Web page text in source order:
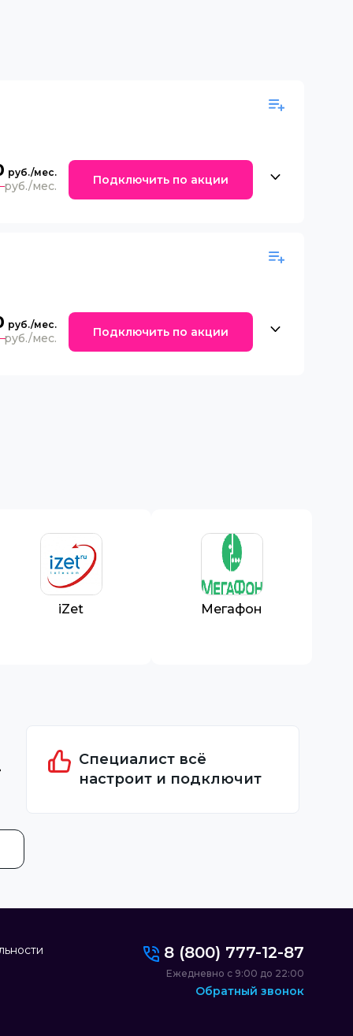
Подключить по акции
Подключить по акции
iZet Мегафон
Специалист всё
настроит и подключит
8 (800) 777-12-87
Ежедневно с 9:00 до 22:00
Обратный звонок